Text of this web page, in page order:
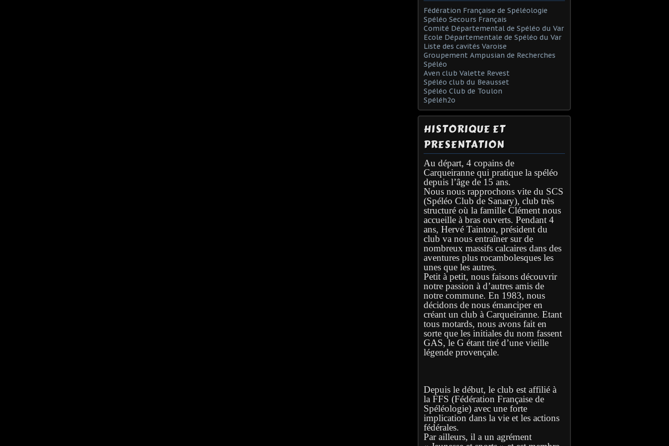
Fédération Française de Spéléologie
Spéléo Secours Français
Comité Départemental de Spéléo du Var
Ecole Départementale de Spéléo du Var
Liste des cavités Varoise
Groupement Ampusian de Recherches
Spéléo
Aven club Valette Revest
Spéléo club du Beausset
Spéléo Club de Toulon
Spéléh2o
HISTORIQUE ET
PRESENTATION
Au départ, 4 copains de
Carqueiranne qui pratique la spéléo
depuis l’âge de 15 ans.
Nous nous rapprochons vite du SCS
(Spéléo Club de Sanary), club très
structuré où la famille Clément nous
accueille à bras ouverts. Pendant 4
ans, Hervé Tainton, président du
club va nous entraîner sur de
nombreux massifs calcaires dans des
aventures plus rocambolesques les
unes que les autres.
Petit à petit, nous faisons découvrir
notre passion à d’autres amis de
notre commune. En 1983, nous
décidons de nous émanciper en
créant un club à Carqueiranne. Etant
tous motards, nous avons fait en
sorte que les initiales du nom fassent
GAS, le G étant tiré d’une vieille
légende provençale.
Depuis le début, le club est affilié à
la FFS (Fédération Française de
Spéléologie) avec une forte
implication dans la vie et les actions
fédérales.
Par ailleurs, il a un agrément